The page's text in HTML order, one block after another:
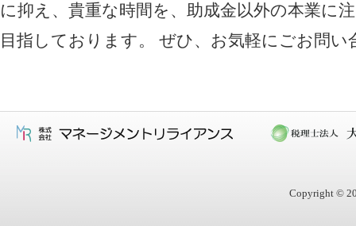
に抑え、貴重な時間を、助成金以外の本業に
目指しております。 ぜひ、お気軽にごお問い
Copyright ©